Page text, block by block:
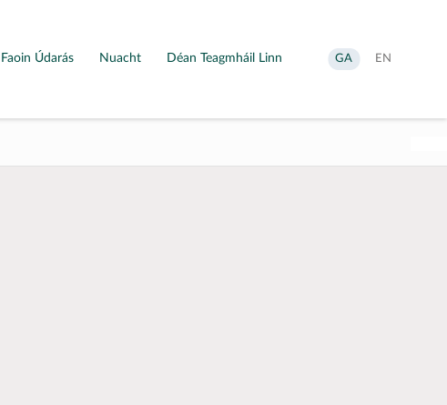
Faoin Údarás Nuacht Déan Teagmháil Linn
Aistrigh
go
GA
Change
EN